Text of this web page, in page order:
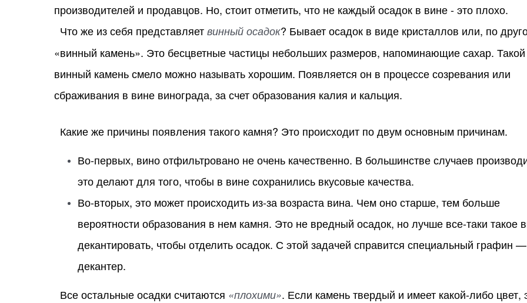
производителей и продавцов. Но, стоит отметить, что не каждый осадок в вине - это плохо.
Что же из себя представляет винный осадок? Бывает осадок в виде кристаллов или, по
«винный камень». Это бесцветные частицы небольших размеров, напоминающие сахар. Такой
винный камень смело можно называть хорошим. Появляется он в процессе созревания или
сбраживания в вине винограда, за счет образования калия и кальция.
Какие же причины появления такого камня? Это происходит по двум основным причинам.
Во-первых, вино отфильтровано не очень качественно. В большинстве случаев
это делают для того, чтобы в вине сохранились вкусовые качества.
Во-вторых, это может происходить из-за возраста вина. Чем оно старше, тем больше
вероятности образования в нем камня. Это не вредный осадок, но лучше все-таки такое
декантировать, чтобы отделить осадок. С этой задачей справится специальный графин —
декантер.
Все остальные осадки считаются «плохими». Если камень твердый и имеет какой-либо цвет,